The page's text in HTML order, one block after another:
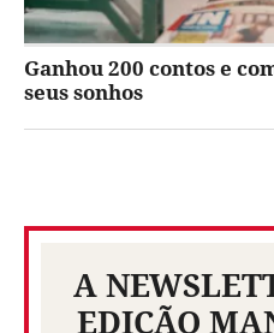
Ganhou 200 contos e
seus sonhos
A
EDIÇÃO